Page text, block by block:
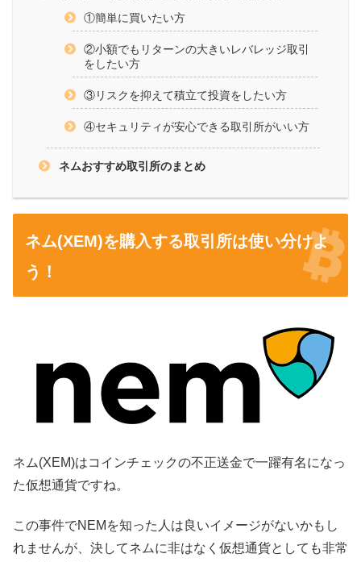
①簡単に買いたい方
②小額でもリターンの大きいレバレッジ取引
をしたい方
③リスクを抑えて積立て投資をしたい方
④セキュリティが安心できる取引所がいい方
ネムおすすめ取引所のまとめ
ネム(XEM)を購入する取引所は使い分けよ
う！
ネム(XEM)はコインチェックの不正送金で一躍有名になっ
た仮想通貨ですね。
この事件でNEMを知った人は良いイメージがないかもし
れませんが、決してネムに非はなく仮想通貨としても非常